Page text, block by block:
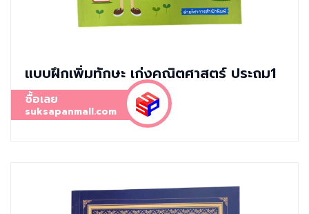
แบบฝึกเพิ่มทักษะ เก่งคณิตศาสตร์ ประถม1
ซื้อเลย
suksapanmall.com